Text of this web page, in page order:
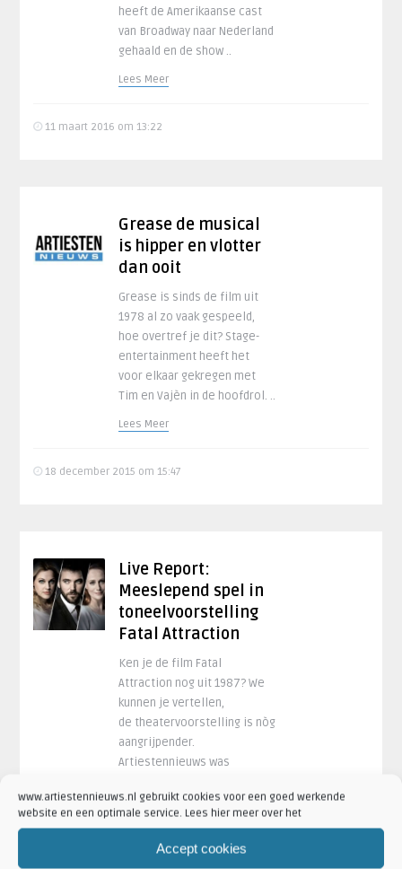
www.artiestennieuws.nl gebruikt cookies voor een goed werkende
website en een optimale service. Lees hier meer over het
Accept cookies
heeft de Amerikaanse cast
van Broadway naar Nederland
gehaald en de show ..
Lees Meer
11 maart 2016 om 13:22
Grease de musical
is hipper en vlotter
dan ooit
Grease is sinds de film uit
1978 al zo vaak gespeeld,
hoe overtref je dit? Stage-
entertainment heeft het
voor elkaar gekregen met
Tim en Vajèn in de hoofdrol. ..
Lees Meer
18 december 2015 om 15:47
Live Report:
Meeslepend spel in
toneelvoorstelling
Fatal Attraction
Ken je de film Fatal
Attraction nog uit 1987? We
kunnen je vertellen,
de theatervoorstelling is nòg
aangrijpender.
Artiestennieuws was
Lees Meer
16 december 2015 om 17:59